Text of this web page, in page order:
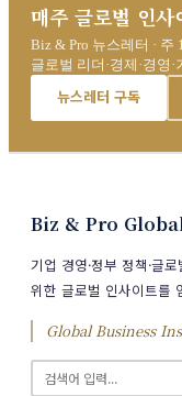
매주 글로벌 인사
Biz & Pro 뉴스레터 · 주
글로벌 리더·경제·경영·
뉴스레터 구독
Biz & Pro
기업 경영·정부 정책·글
위한 글로벌 인사이트를
Global Business